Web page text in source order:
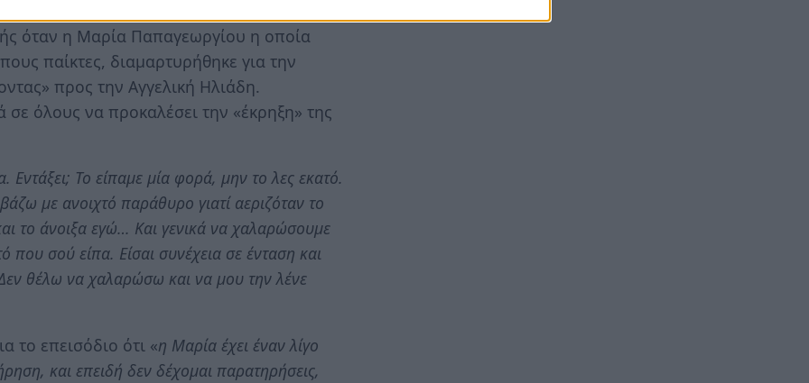
όταν η Μαρία Παπαγεωργίου η οποία
παίκτες, διαμαρτυρήθηκε για την
προς την Αγγελική Ηλιάδη.
όλους να προκαλέσει την «έκρηξη» της
Το είπαμε μία φορά, μην το λες εκατό.
με ανοιχτό παράθυρο γιατί αεριζόταν το
το άνοιξα εγώ… Και γενικά να χαλαρώσουμε
που σού είπα. Είσαι συνέχεια σε ένταση και
θέλω να χαλαρώσω και να μου την λένε
το επεισόδιο ότι «η Μαρία έχει έναν λίγο
και επειδή δεν δέχομαι παρατηρήσεις,